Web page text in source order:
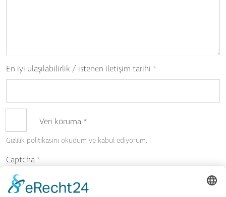
En iyi ulaşılabilirlik / istenen iletişim tarihi *
Veri koruma *
Gizlilik politikasını okudum ve kabul ediyorum.
Captcha *